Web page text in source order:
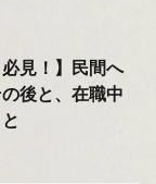
必見！】民間へ
後と、在職中